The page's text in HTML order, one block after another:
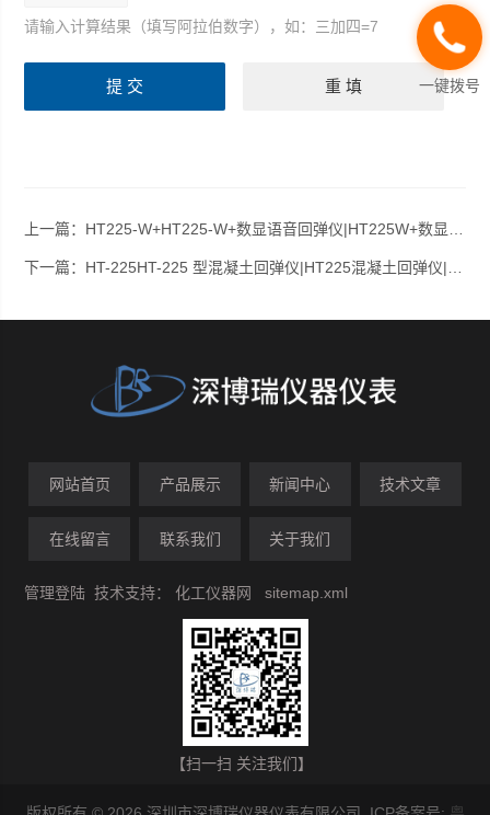
请输入计算结果（填写阿拉伯数字），如：三加四=7
上一篇： HT225-W+HT225-W+数显语音回弹仪|HT225W+数显一体式回弹仪
下一篇： HT-225HT-225 型混凝土回弹仪|HT225混凝土回弹仪|HT-225津维
网站首页 产品展示 新闻中心 技术文章
在线留言 联系我们 关于我们
管理登陆 技术支持：化工仪器网 sitemap.xml
【扫一扫 关注我们】
一键拨号